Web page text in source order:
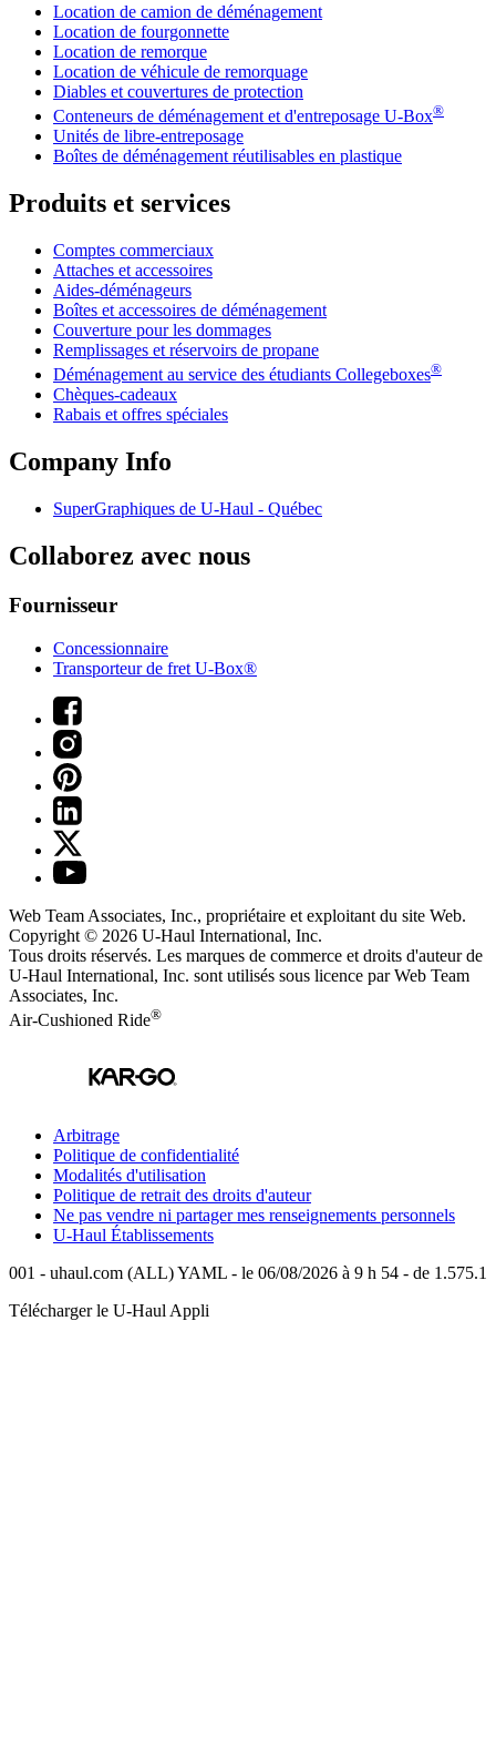
Location de camion de déménagement
Location de fourgonnette
Location de remorque
Location de véhicule de remorquage
Diables et couvertures de protection
Conteneurs de déménagement et d'entreposage U-Box®
Unités de libre-entreposage
Boîtes de déménagement réutilisables en plastique
Produits et services
Comptes commerciaux
Attaches et accessoires
Aides-déménageurs
Boîtes et accessoires de déménagement
Couverture pour les dommages
Remplissages et réservoirs de propane
Déménagement au service des étudiants Collegeboxes®
Chèques-cadeaux
Rabais et offres spéciales
Company Info
SuperGraphiques de U-Haul - Québec
Collaborez avec nous
Fournisseur
Concessionnaire
Transporteur de fret U-Box®
Web Team Associates, Inc., propriétaire et exploitant du site Web.
Copyright © 2026 U-Haul International, Inc.
Tous droits réservés. Les marques de commerce et droits d'auteur de
U-Haul International, Inc. sont utilisés sous licence par Web Team
Associates, Inc.
Air-Cushioned Ride®
Arbitrage
Politique de confidentialité
Modalités d'utilisation
Politique de retrait des droits d'auteur
Ne pas vendre ni partager mes renseignements personnels
U-Haul Établissements
001 - uhaul.com (ALL) YAML - le 06/08/2026 à 9 h 54 - de 1.575.1
Télécharger le U-Haul Appli